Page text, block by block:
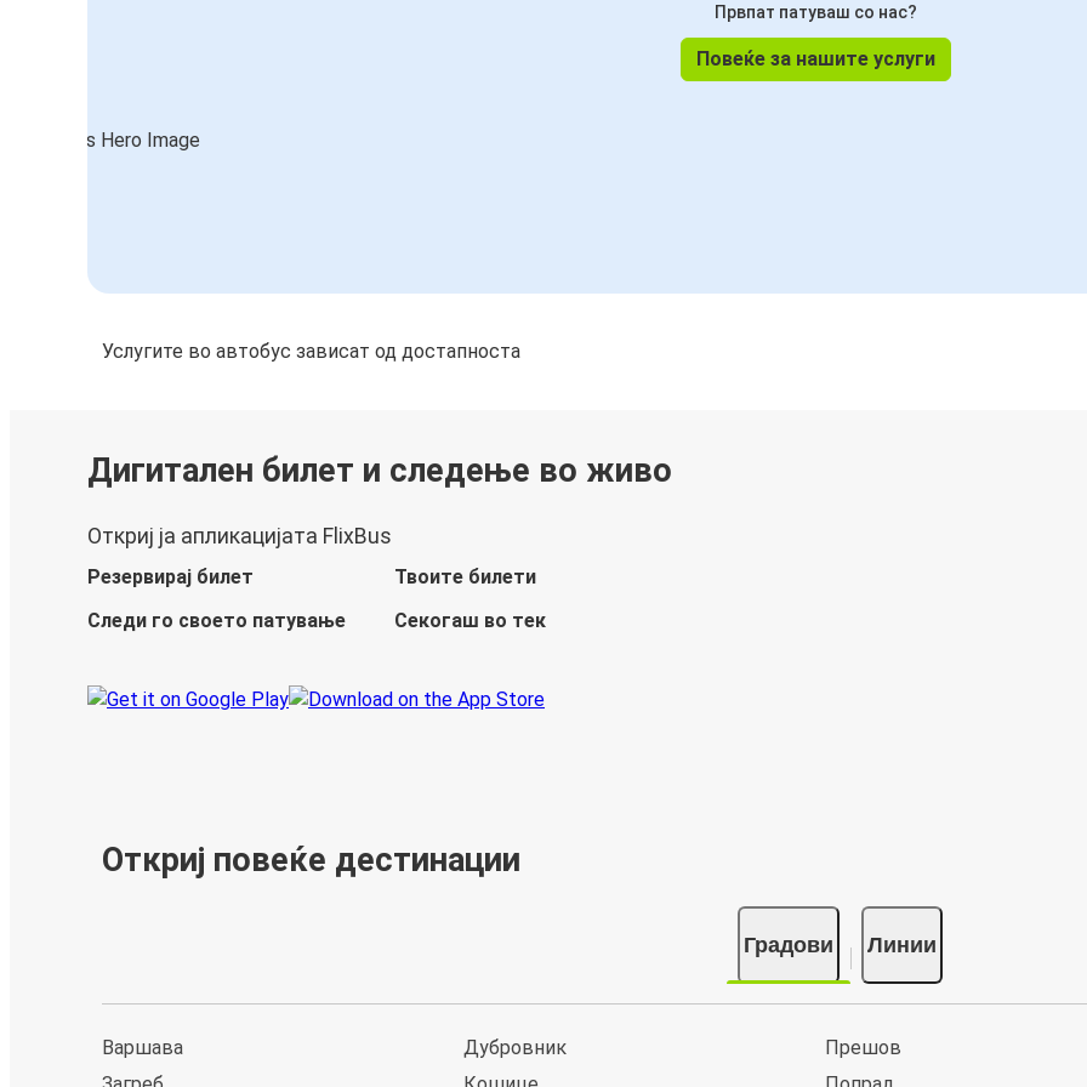
Првпат патуваш со нас?
Повеќе за нашите услуги
Услугите во автобус зависат од достапноста
Дигитален билет и следење во живо
Откриј ја апликацијата FlixBus
Резервирај билет
Твоите билети
Следи го своето патување
Секогаш во тек
Откриј повеќе дестинации
Градови Линии
Варшава
Дубровник
Прешов